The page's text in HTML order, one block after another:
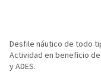
Desfile náutico de todo
Actividad en beneficio de
y ADES.